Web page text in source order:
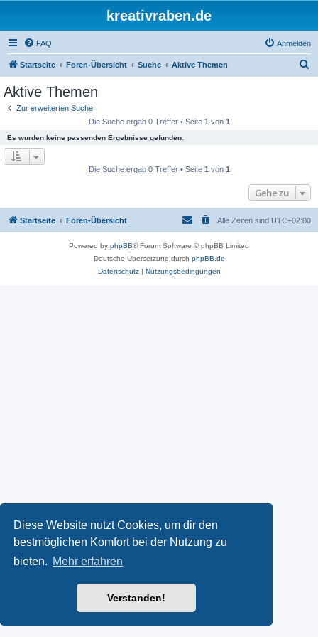
Diese Website nutzt Cookies, um dir den
bestmöglichen Komfort bei der Nutzung zu
bieten. Mehr erfahren
Verstanden!
kreativraben.de
FAQ Anmelden
Startseite Foren-Übersicht Suche Aktive Themen
Aktive Themen
Zur erweiterten Suche
Die Suche ergab 0 Treffer • Seite 1 von 1
Es wurden keine passenden Ergebnisse gefunden.
Die Suche ergab 0 Treffer • Seite 1 von 1
Gehe zu
Startseite Foren-Übersicht Alle Zeiten sind UTC+02:00
Powered by phpBB® Forum Software © phpBB Limited
Deutsche Übersetzung durch phpBB.de
Datenschutz| Nutzungsbedingungen